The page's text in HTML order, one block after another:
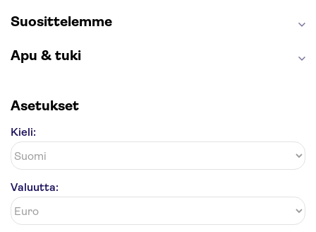
Suosittelemme
Apu & tuki
Asetukset
Kieli:
Valuutta: